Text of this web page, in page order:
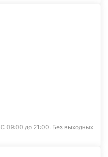
С 09:00 до 21:00. Без выходных